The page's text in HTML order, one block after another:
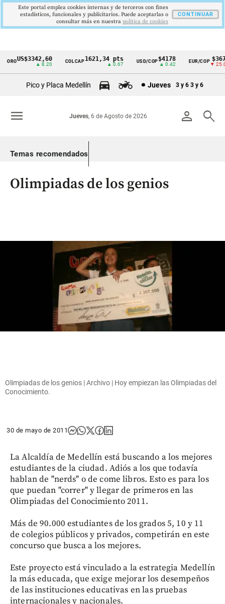
Cintillo
Colombia
OROUS$3342,60
▲ 8.20
COLCAP1621,34 pts
▲ 0.67
USD/COP$4178
▲ 0.42
EUR/COP $3672
▼ 25.00
Pico y Placa Medellín Jueves 3 y 6 3 y 6
person search
Jueves, 6 de Agosto de 2026
menu
Temas recomendados
Olimpiadas de los genios
Olimpiadas de los genios | Archivo | Hoy empiezan las Olimpiadas del
Conocimiento.
30 de mayo de 2011
La Alcaldía de Medellín está buscando a los mejores
estudiantes de la ciudad. Adiós a los que todavía
hablan de "nerds" o de come libros. Esto es para los
que puedan "correr" y llegar de primeros en las
Olimpiadas del Conocimiento 2011.
Más de 90.000 estudiantes de los grados 5, 10 y 11
de colegios públicos y privados, competirán en este
concurso que busca a los mejores.
Este proyecto está vinculado a la estrategia Medellín
la más educada, que exige mejorar los desempeños
de las instituciones educativas en las pruebas
internacionales y nacionales.
Este portal emplea cookies internas y de terceros con fines
estadísticos, funcionales y publicitarios. Puede aceptarlas o
consultar más en nuestra politica de cookies
CONTINUAR